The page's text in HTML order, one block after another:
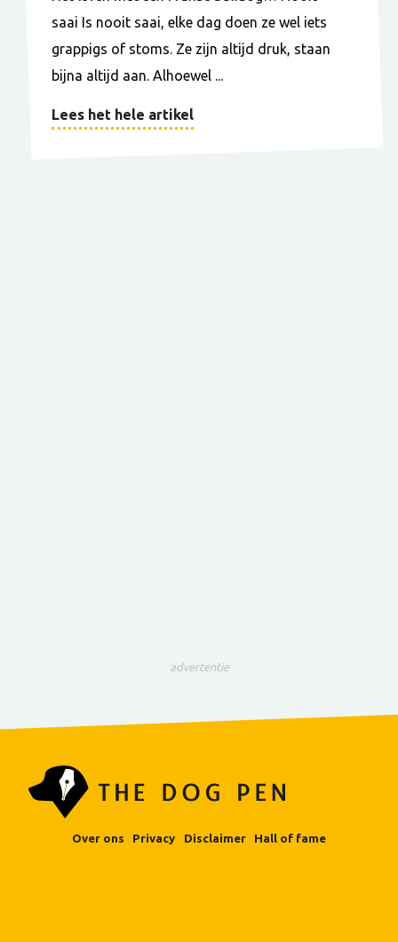
saai Is nooit saai, elke dag doen ze wel iets
grappigs of stoms. Ze zijn altijd druk, staan
bijna altijd aan. Alhoewel ...
Lees het hele artikel
advertentie
Over ons Privacy Disclaimer Hall of fame